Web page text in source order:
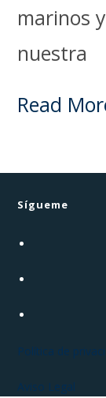
marinos
nuestra
Read
Sígueme
Política de
Aviso Legal